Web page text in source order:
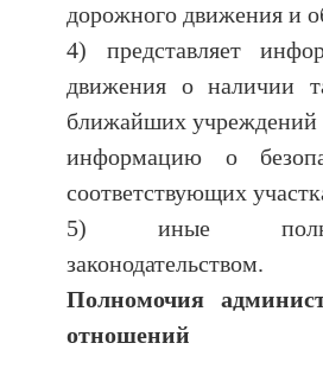
дорожного движения и
4) представляет
движения о наличии
ближайших учреждений
информацию о
соответствующих
5) иные
законодательством.
Полномочия
отношений